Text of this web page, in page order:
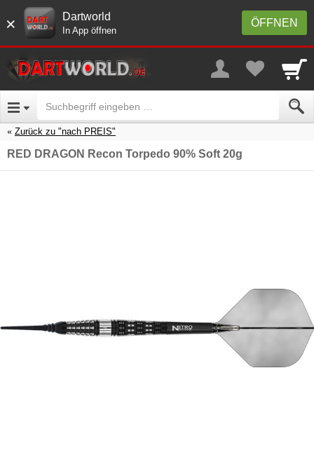
× ÖFFNEN
Dartworld
In App öffnen
Zurück zu "nach PREIS"
RED DRAGON Recon Torpedo 90% Soft 20g